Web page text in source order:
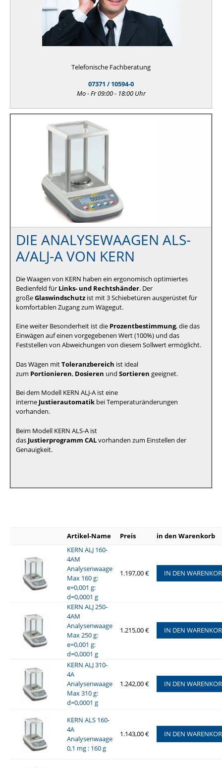
Telefonische Fachberatung
07371 / 10594-0
Mo - Fr 09:00 - 18:00 Uhr
DIE ANALYSEWAAGEN ALS-
A/ALJ-A VON KERN
Die Waagen von KERN haben ein ergonomisch optimiertes
Bedienfeld für Links- und Rechtshänder. Der
großeGlaswindschutz ist mit 3 Schiebetüren ausgerüstet für
komfortablen Zugang zum Wägegut.
Eine weiter Besonderheit ist die Prozentbestimmung, die das
Einwägen auf einen vorgegebenen Wert (100%) und das
Feststellen von Abweichungen von diesem Sollwert ermöglicht.
Das Wägen mitToleranzbereich ist ideal
zum Portionieren, Dosieren und Sortieren geeignet.
Bei dem Modell KERN ALJ-A ist eine
interne Justierautomatik bei Temperaturänderungen
vorhanden.
Beim Modell KERN ALS-A ist
das Justierprogramm CALvorhanden zum Einstellen der
Genauigkeit.
Artikel-Name Preis
in den Warenkorb
KERN ALJ 160-
4AM
Analysenwaage
Max 160 g:
e=0,001 g:
d=0,0001 g
1.197,00 € IN DEN
KERN ALJ 250-
4AM
Analysenwaage
Max 250 g:
e=0,001 g:
d=0,0001 g
1.215,00 € IN DEN
KERN ALJ 310-
4A
Analysenwaage
Max 310 g:
d=0,0001 g
1.242,00 € IN DEN
KERN ALS 160-
4A
Analysenwaage
0,1 mg : 160 g
1.143,00 € IN DEN